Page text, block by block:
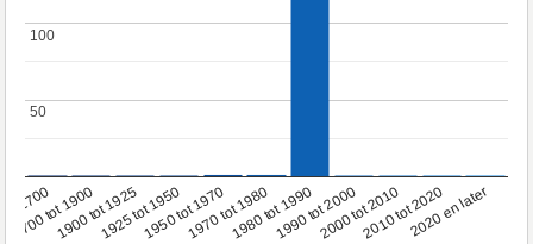
1700
1700 tot 1900
1900 tot 19251925 tot 19501950 tot 19701970 tot 19801980 tot 19901990 tot 20002000 tot 20102010 tot 20202020 en later
50
50
100
100